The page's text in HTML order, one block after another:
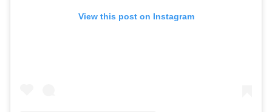
View this post on Instagram